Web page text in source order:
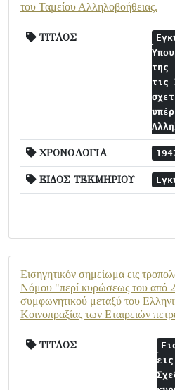
του Ταμείου Αλληλοβοήθειας.
ΤΙΤΛΟΣ
της
τις
ΧΡΟΝΟΛΟΓΙΑ
ΕΙΔΟΣ ΤΕΚΜΗΡΙΟΥ
Εισηγητικόν σημείωμα εις
Νόμου "περί κυρώσεως του από
συμφωνητικού μεταξύ του
Κοινοπραξίας των Εταιρειών
ΤΙΤΛΟΣ